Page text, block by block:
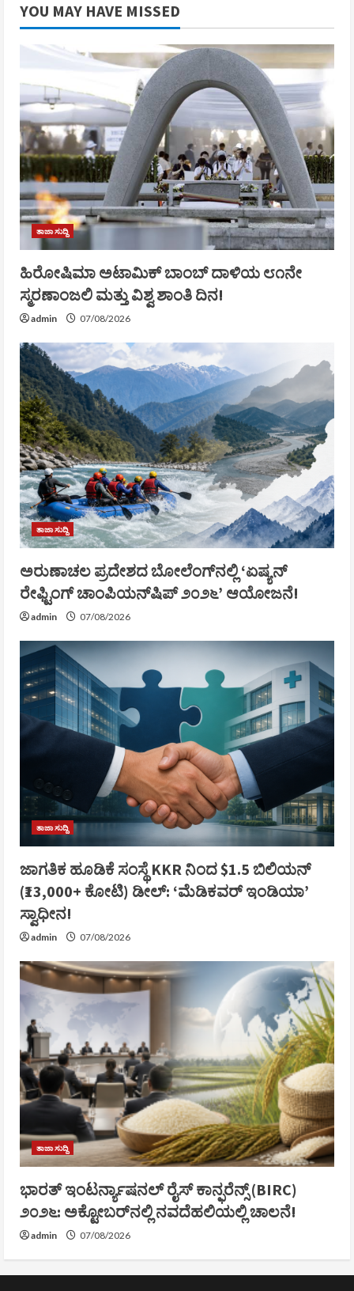
ಬಿಗಿ:
ಎನ್‌ಜಿಒಗಳಿಗೆ
ಹೊಸ
ಪ್ರಕಟಿಸಿದ
ಕೇಂದ್ರ
ಸಚಿವಾಲಯ!
YOU MAY HAVE MISSED
ತಾಜಾ ಸುದ್ದಿ
ಹಿರೋಷಿಮಾ ಅಟಾಮಿಕ್ ಬಾಂಬ್ ದಾಳಿಯ ೮೧ನೇ
ಸ್ಮರಣಾಂಜಲಿ ಮತ್ತು ವಿಶ್ವ ಶಾಂತಿ ದಿನ!
admin 07/08/2026
ತಾಜಾ ಸುದ್ದಿ
ಅರುಣಾಚಲ ಪ್ರದೇಶದ ಬೋಲೆಂಗ್‌ನಲ್ಲಿ ‘ಏಷ್ಯನ್
ರೇಫ್ಟಿಂಗ್ ಚಾಂಪಿಯನ್‌ಷಿಪ್ ೨೦೨೬’ ಆಯೋಜನೆ!
admin 07/08/2026
ತಾಜಾ ಸುದ್ದಿ
ಜಾಗತಿಕ ಹೂಡಿಕೆ ಸಂಸ್ಥೆ KKR ನಿಂದ $1.5 ಬಿಲಿಯನ್
(₹13,000+ ಕೋಟಿ) ಡೀಲ್: ‘ಮೆಡಿಕವರ್ ಇಂಡಿಯಾ’
ಸ್ವಾಧೀನ!
admin 07/08/2026
ತಾಜಾ ಸುದ್ದಿ
ಭಾರತ್ ಇಂಟರ್ನ್ಯಾಷನಲ್ ರೈಸ್ ಕಾನ್ಫರೆನ್ಸ್ (BIRC)
೨೦೨೬: ಅಕ್ಟೋಬರ್‌ನಲ್ಲಿ ನವದೆಹಲಿಯಲ್ಲಿ ಚಾಲನೆ!
admin 07/08/2026